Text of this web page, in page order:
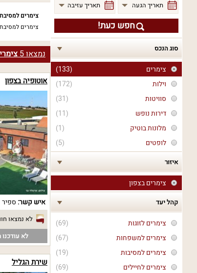
תאריך הגעה תאריך עזיבה
חפש כעת!
סוג הנכס
(133)
צימרים
(172)
וילות
(31)
סוויטות
(11)
דירות נופש
(1)
מלונות בוטיק
(5)
לופטים
איזור
צימרים בצפון
קהל יעד
(69)
צימרים לזוגות
(67)
צימרים למשפחות
(19)
צימרים למסיבות
(69)
צימרים לחיילים
צימרים למסיבת
צימרים
נמצאו5
אוטופיה בצפון
איש קשר: ספיר
לא נמצאו
לא עודכנו
שירת הגליל